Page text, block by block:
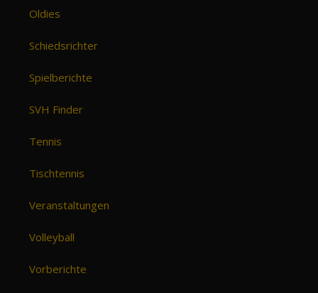
Oldies
Schiedsrichter
Spielberichte
SVH Finder
Tennis
Tischtennis
Veranstaltungen
Volleyball
Vorberichte